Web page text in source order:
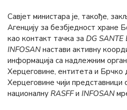
Савјет министара је, такође,
Агенцију за безбједност хране
као контакт тачка за DG SANTE
INFOSAN настави активну
информација са надлежним
Херцеговине, ентитета и Брчко
Херцеговине чији представници
националну RASFFи INFOSAN